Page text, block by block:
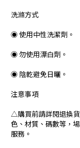
洗滌方式
◉ 使用中性洗潔劑。
◉ 勿使用漂白劑。
◉ 陰乾避免日曬。
注意事項
△購買前請詳閱退換
色、材質、碼數等，
服務。